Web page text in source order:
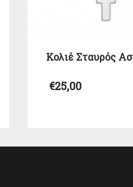
Κολιέ Σταυρός
€25,00